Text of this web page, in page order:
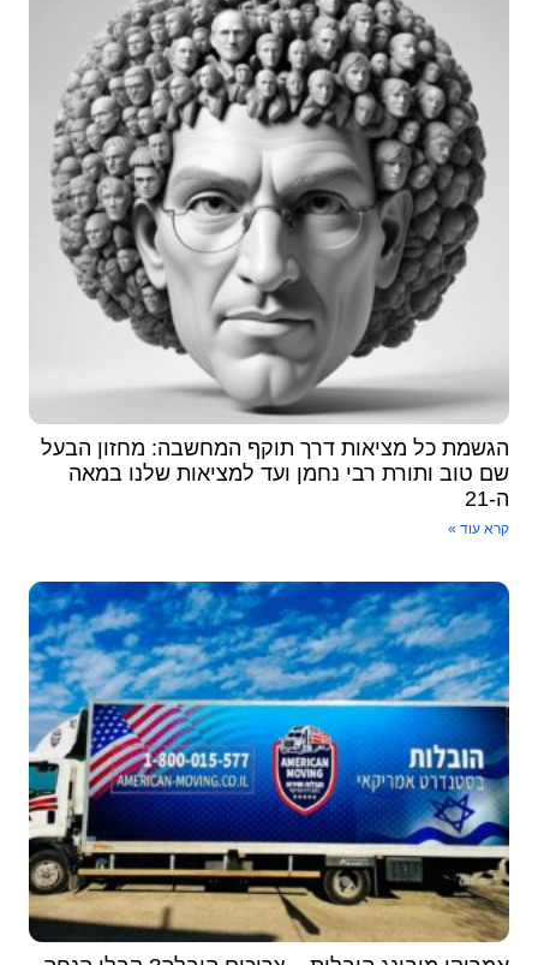
הגשמת כל מציאות דרך תוקף המחשבה: מחזון הבעל
שם טוב ותורת רבי נחמן ועד למציאות שלנו במאה
ה-21
קרא עוד »